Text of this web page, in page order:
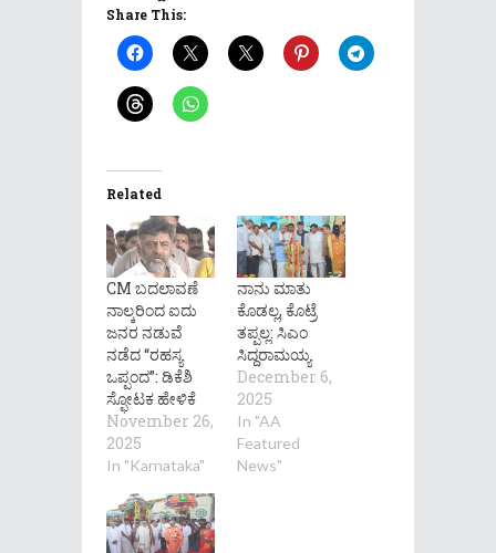
Share This:
Related
CM ಬದಲಾವಣೆ
ನಾಲ್ಕರಿಂದ ಐದು
ಜನರ ನಡುವೆ
ನಡೆದ “ರಹಸ್ಯ
ಒಪ್ಪಂದ”: ಡಿಕೆಶಿ​
ಸ್ಫೋಟಕ ಹೇಳಿಕೆ
November 26,
2025
In "Karnataka"
ನಾನು ಮಾತು
ಕೊಡಲ್ಲ, ಕೊಟ್ರೆ
ತಪ್ಪಲ್ಲ: ಸಿಎಂ
ಸಿದ್ದರಾಮಯ್ಯ
December 6,
2025
In "AA
Featured
News"